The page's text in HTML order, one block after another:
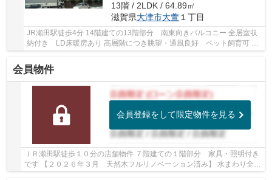
13階 / 2LDK / 64.89㎡
滋賀県大津市大萱１丁目
JR瀬田駅徒歩4分 14階建ての13階部分 南東向きバルコニー 全居室収
納付き LD床暖房あり 高層階につき眺望・通風良好 ペット飼育可 周
辺環境充実しています
会員物件
会員登録をして限定物件を見る
ＪＲ瀬田駅徒歩１０分の店舗物件 ７階建ての１階部分 家具・照明付き
です 【２０２６年３月 天然木フルリノベーション済み】 水まわり全交